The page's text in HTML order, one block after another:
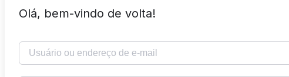
Olá, bem-vindo de volta!